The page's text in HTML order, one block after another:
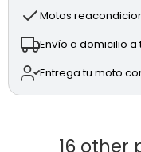
Sistema de
Electrónica
Control), DWC
Cornering EVO.
Accesorios:
Motos
Envío a domicilio a
Entrega tu moto
16 other